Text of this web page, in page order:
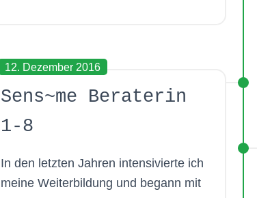
12. Dezember 2016
Sens~me Beraterin
1-8
In den letzten Jahren intensivierte ich
meine Weiterbildung und begann mit